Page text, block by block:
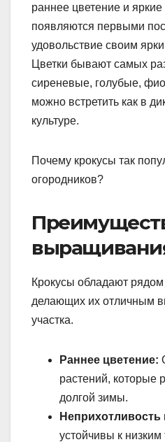
раннее цветение и
появляются первыми
удовольствие своим
Цветки бывают самых
сиреневые, голубые,
можно встретить как в
культуре.
Почему крокусы так
огородников?
Крокусы обладают рядом
делающих их отличным
участка.
Раннее цветение:
растений, которые
долгой зимы.
Неприхотливость
устойчивы к